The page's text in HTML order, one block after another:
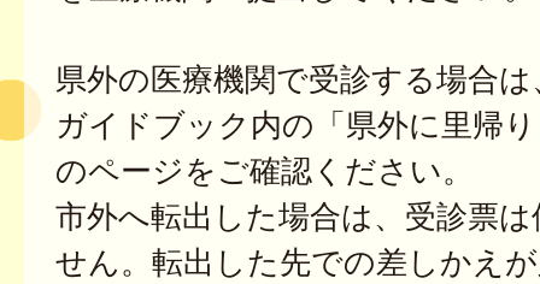
県外の医療機関で受診する場合
ガイドブック内の「県外に里帰
のページをご確認ください。
市外へ転出した場合は、受診票
せん。転出した先での差しかえ